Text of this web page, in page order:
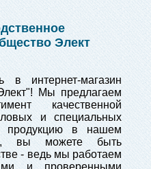
Элект
в интернет-магазин
Мы предлагаем
качественной
и специальных
продукцию в нашем
вы можете быть
- ведь мы работаем
и проверенными